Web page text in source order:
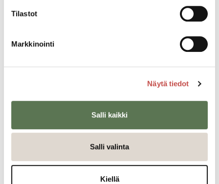
Tilastot
Markkinointi
Näytä tiedot
Salli kaikki
Salli valinta
Kiellä
Tapahtumapaikka
Katso kaikki tapahtumat
Facebook